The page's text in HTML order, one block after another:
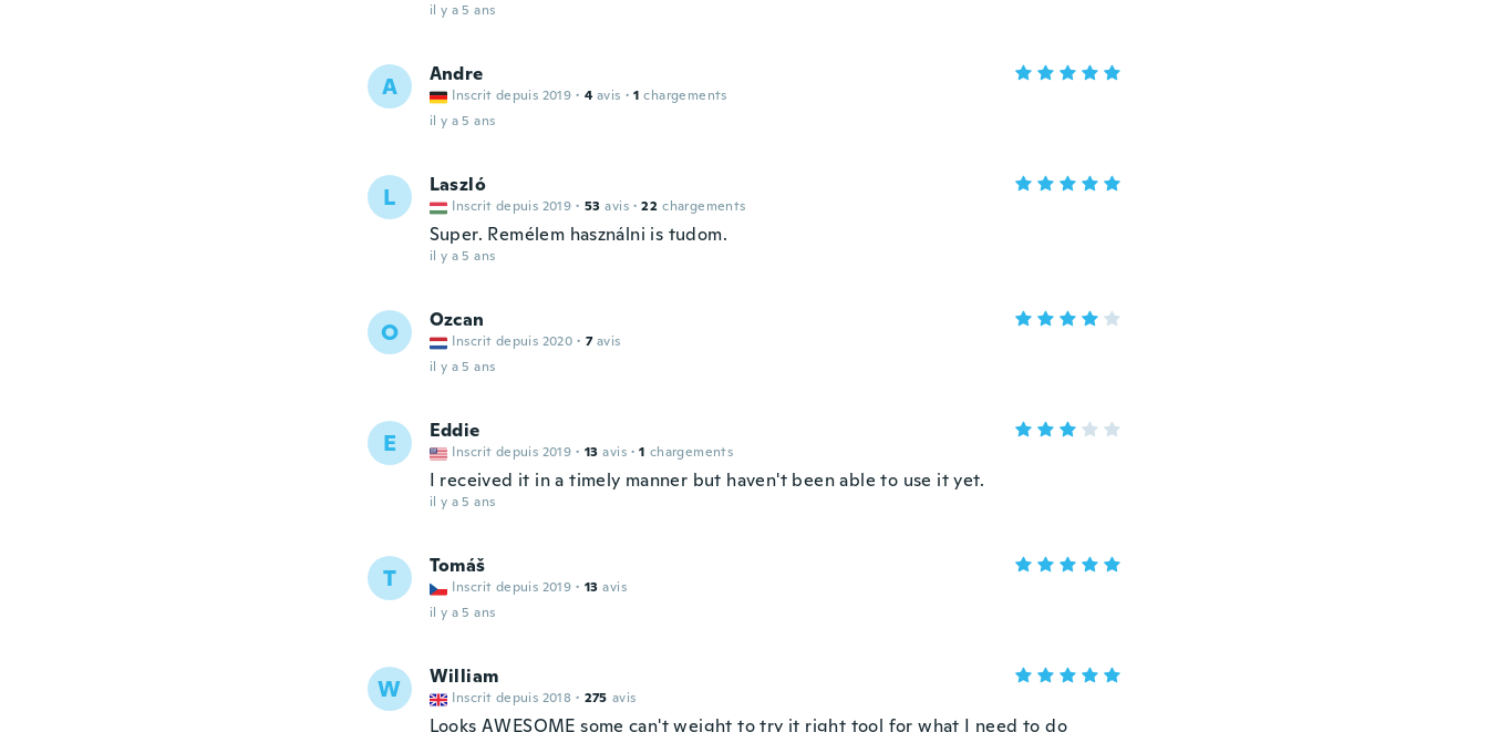
il y a 5 ans
A Andre
Inscrit depuis 2019 · 4 avis · 1 chargements
il y a 5 ans
L Laszló
Inscrit depuis 2019 · 53 avis · 22 chargements
Super. Remélem használni is tudom.
il y a 5 ans
O Ozcan
Inscrit depuis 2020 · 7 avis
il y a 5 ans
E Eddie
Inscrit depuis 2019 · 13 avis · 1 chargements
I received it in a timely manner but haven't been able to use it yet.
il y a 5 ans
T Tomáš
Inscrit depuis 2019 · 13 avis
il y a 5 ans
W William
Inscrit depuis 2018 · 275 avis
Looks AWESOME some can't weight to try it right tool for what I need to do